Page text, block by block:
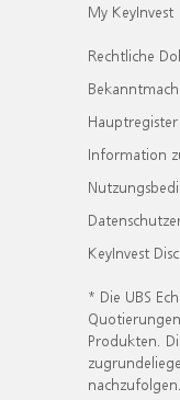
My KeyInvest
Rechtliche
Hauptregister
Information
KeyInvest
* Die UBS
Produkten.